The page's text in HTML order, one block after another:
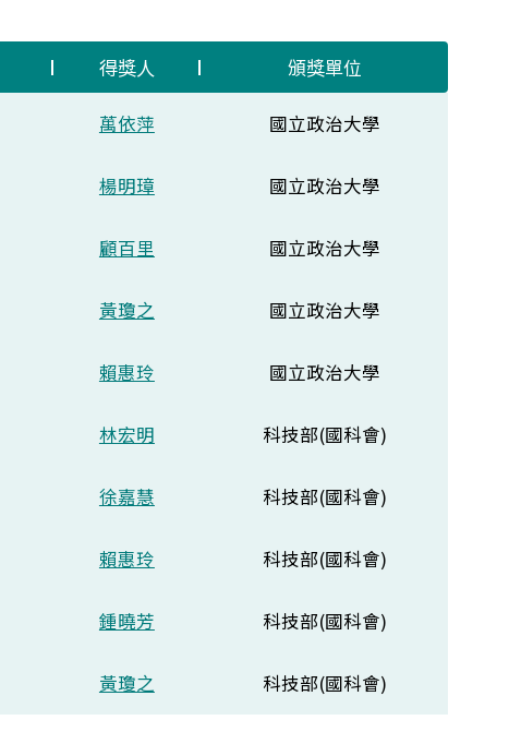
得獎人 頒獎單位
萬依萍 國立政治大學
楊明璋 國立政治大學
顧百里 國立政治大學
黃瓊之 國立政治大學
賴惠玲 國立政治大學
林宏明 科技部(國科會)
徐嘉慧 科技部(國科會)
賴惠玲 科技部(國科會)
鍾曉芳 科技部(國科會)
黃瓊之 科技部(國科會)